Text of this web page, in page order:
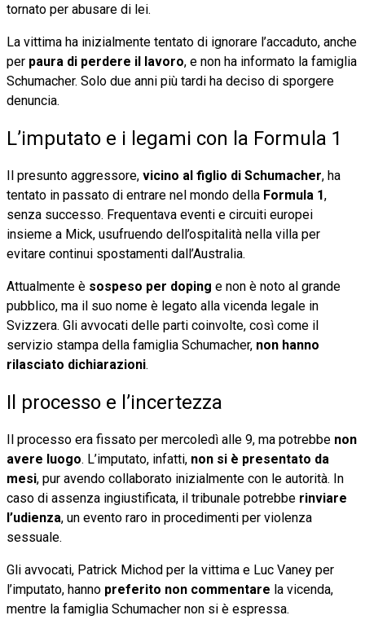
tornato per abusare di lei.
La vittima ha inizialmente tentato di ignorare l’accaduto, anche
per paura di perdere il lavoro, e non ha informato la famiglia
Schumacher. Solo due anni più tardi ha deciso di sporgere
denuncia.
L’imputato e i legami con la Formula 1
Il presunto aggressore, vicino al figlio di Schumacher, ha
tentato in passato di entrare nel mondo della Formula 1,
senza successo. Frequentava eventi e circuiti europei
insieme a Mick, usufruendo dell’ospitalità nella villa per
evitare continui spostamenti dall’Australia.
Attualmente è sospeso per doping e non è noto al grande
pubblico, ma il suo nome è legato alla vicenda legale in
Svizzera. Gli avvocati delle parti coinvolte, così come il
servizio stampa della famiglia Schumacher, non hanno
rilasciato dichiarazioni.
Il processo e l’incertezza
Il processo era fissato per mercoledì alle 9, ma potrebbe non
avere luogo. L’imputato, infatti, non si è presentato da
mesi, pur avendo collaborato inizialmente con le autorità. In
caso di assenza ingiustificata, il tribunale potrebbe rinviare
l’udienza, un evento raro in procedimenti per violenza
sessuale.
Gli avvocati, Patrick Michod per la vittima e Luc Vaney per
l’imputato, hanno preferito non commentare la vicenda,
mentre la famiglia Schumacher non si è espressa.